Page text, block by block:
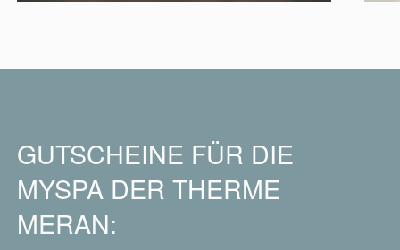
GUTSCHEINE FÜR DIE
MYSPA DER THERME
MERAN: